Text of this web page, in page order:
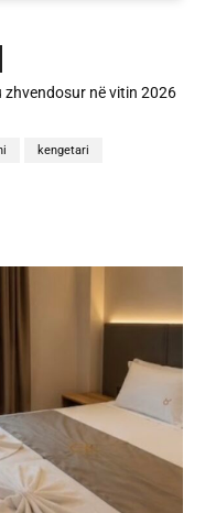
Veprimi i fundit i ish-
kengetari